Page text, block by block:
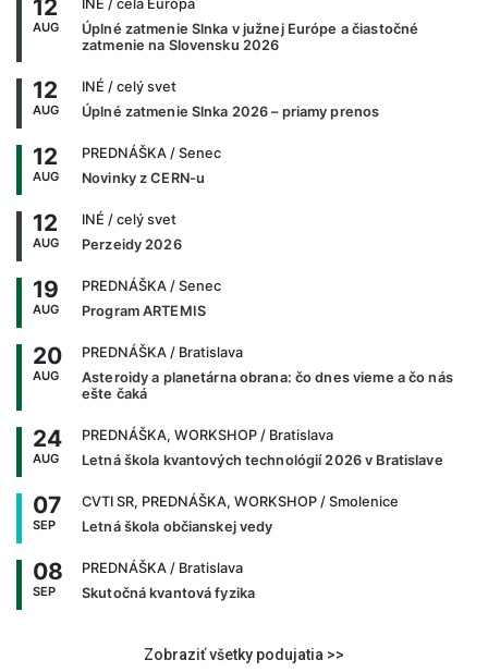
12
AUG
INÉ / celá Európa
Úplné zatmenie Slnka v južnej Európe a čiastočné
zatmenie na Slovensku 2026
12
AUG
INÉ / celý svet
Úplné zatmenie Slnka 2026 – priamy prenos
12
AUG
PREDNÁŠKA / Senec
Novinky z CERN-u
12
AUG
INÉ / celý svet
Perzeidy 2026
19
AUG
PREDNÁŠKA / Senec
Program ARTEMIS
20
AUG
PREDNÁŠKA / Bratislava
Asteroidy a planetárna obrana: čo dnes vieme a čo nás
ešte čaká
24
AUG
PREDNÁŠKA, WORKSHOP / Bratislava
Letná škola kvantových technológií 2026 v Bratislave
07
SEP
CVTI SR, PREDNÁŠKA, WORKSHOP / Smolenice
Letná škola občianskej vedy
08
SEP
PREDNÁŠKA / Bratislava
Skutočná kvantová fyzika
Zobraziť všetky podujatia >>